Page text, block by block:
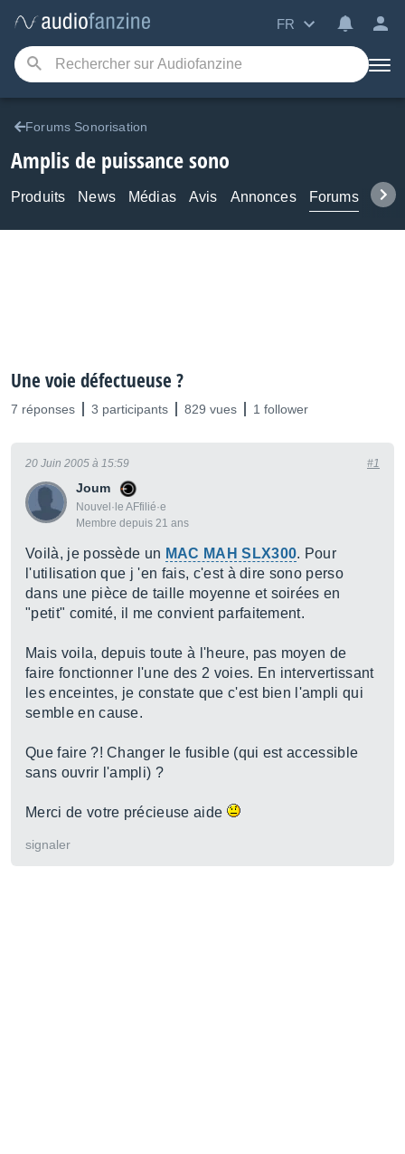
FR
Forums Sonorisation
Amplis de puissance sono
Produits News Médias Avis Annonces Forums
Une voie défectueuse ?
7 réponses 3 participants 829 vues 1 follower
Joum
Nouvel·le AFfilié·e
Membre depuis 21 ans
20 Juin 2005 à 15:59 #1
Voilà, je possède un MAC MAH SLX300. Pour
l'utilisation que j 'en fais, c'est à dire sono perso
dans une pièce de taille moyenne et soirées en
"petit" comité, il me convient parfaitement.
Mais voila, depuis toute à l'heure, pas moyen de
faire fonctionner l'une des 2 voies. En intervertissant
les enceintes, je constate que c'est bien l'ampli qui
semble en cause.
Que faire ?! Changer le fusible (qui est accessible
sans ouvrir l'ampli) ?
Merci de votre précieuse aide
signaler